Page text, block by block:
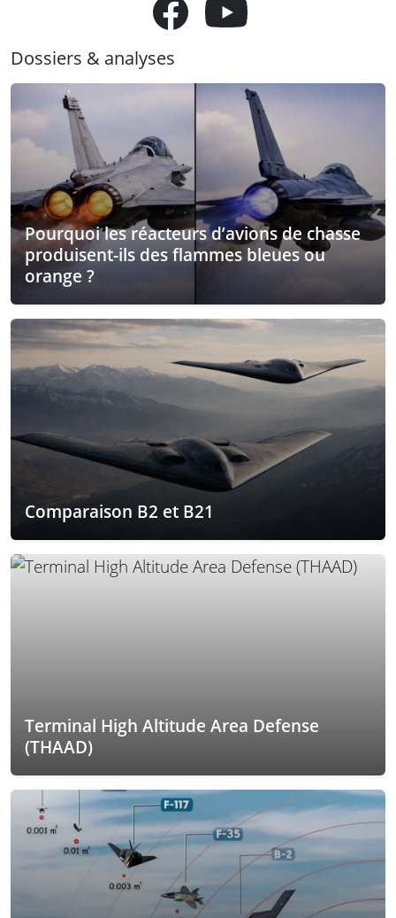
Dossiers & analyses
Pourquoi les réacteurs d’avions de chasse
produisent-ils des flammes bleues ou
orange ?
Comparaison B2 et B21
Terminal High Altitude Area Defense
(THAAD)